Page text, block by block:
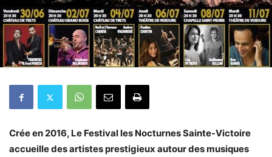
Crée en 2016, Le Festival les Nocturnes Sainte-Victoire
accueille des artistes prestigieux autour des musiques